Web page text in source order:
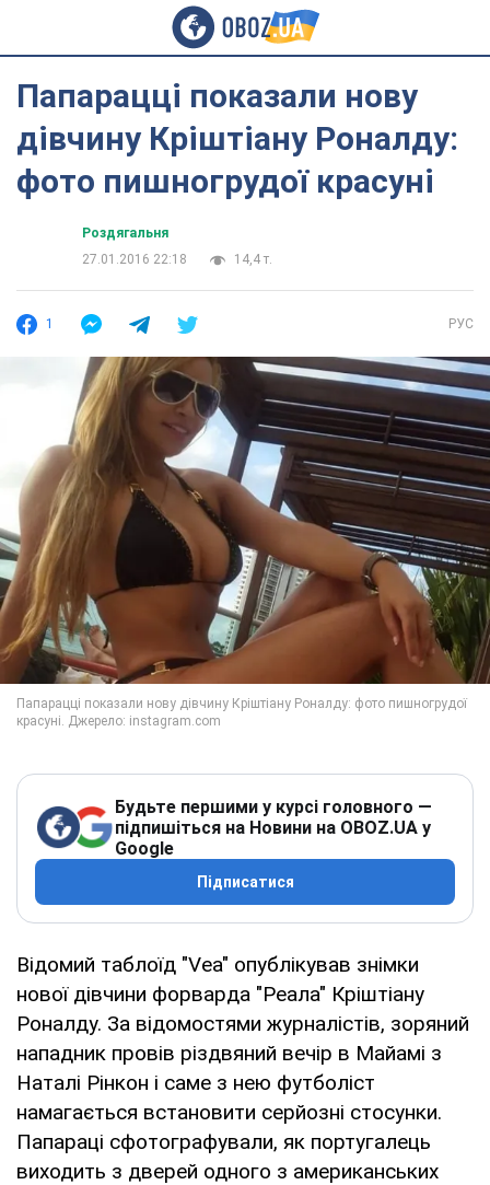
Папарацці показали нову
дівчину Кріштіану Роналду:
фото пишногрудої красуні
Роздягальня
27.01.2016 22:18
14,4 т.
1 РУС
Будьте першими у курсі головного —
підпишіться на Новини на OBOZ.UA у
Google
Підписатися
Відомий таблоїд "Vea" опублікував знімки
нової дівчини форварда "Реала" Кріштіану
Роналду. За відомостями журналістів, зоряний
нападник провів різдвяний вечір в Майамі з
Наталі Рінкон і саме з нею футболіст
намагається встановити серйозні стосунки.
Папараці сфотографували, як португалець
виходить з дверей одного з американських